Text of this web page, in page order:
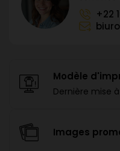
+22
Modèle
Dernière mise
Images